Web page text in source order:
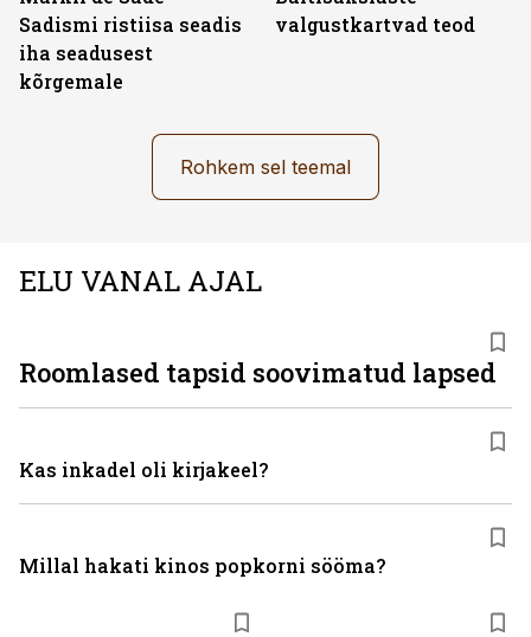
Sadismi ristiisa seadis
iha seadusest
kõrgemale
valgustkartvad teod
Rohkem sel teemal
ELU VANAL AJAL
Roomlased tapsid soovimatud lapsed
Kas inkadel oli kirjakeel?
Millal hakati kinos popkorni sööma?